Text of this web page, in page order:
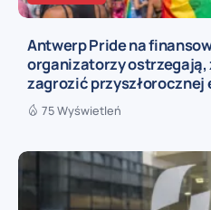
Antwerp Pride na
organizatorzy ostrzegają,
zagrozić przyszłorocznej
75 Wyświetleń